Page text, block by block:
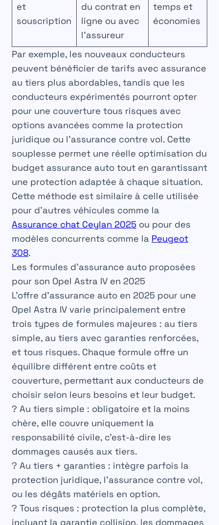
et
souscription
du contrat en
ligne ou avec
l’assureur
temps et
économies
Par exemple, les nouveaux conducteurs
peuvent bénéficier de tarifs avec assurance
au tiers plus abordables, tandis que les
conducteurs expérimentés pourront opter
pour une couverture tous risques avec
options avancées comme la protection
juridique ou l’assurance contre vol. Cette
souplesse permet une réelle optimisation du
budget assurance auto tout en garantissant
une protection adaptée à chaque situation.
Cette méthode est similaire à celle utilisée
pour d’autres véhicules comme la
Assurance chat Ceylan 2025 ou pour des
modèles concurrents comme la Peugeot
308.
Les formules d’assurance auto proposées
pour son Opel Astra IV en 2025
L’offre d’assurance auto en 2025 pour une
Opel Astra IV varie principalement entre
trois types de formules majeures : au tiers
simple, au tiers avec garanties renforcées,
et tous risques. Chaque formule offre un
équilibre différent entre coûts et
couverture, permettant aux conducteurs de
choisir selon leurs besoins et leur budget.
? Au tiers simple : obligatoire et la moins
chère, elle couvre uniquement la
responsabilité civile, c’est-à-dire les
dommages causés aux tiers.
?️ Au tiers + garanties : intègre parfois la
protection juridique, l’assurance contre vol,
ou les dégâts matériels en option.
? Tous risques : protection la plus complète,
incluant la garantie collision, les dommages